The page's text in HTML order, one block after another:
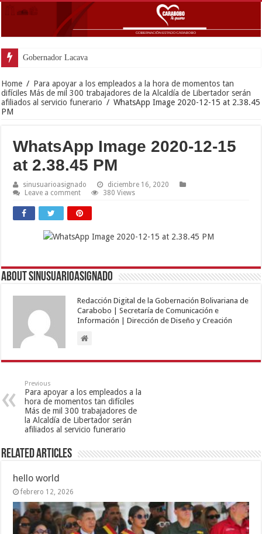
Gobernador Lacava anunció colocac
Home / Para apoyar a los empleados a la hora de momentos tan
difíciles Más de mil 300 trabajadores de la Alcaldía de Libertador serán
afiliados al servicio funerario / WhatsApp Image 2020-12-15 at 2.38.45
PM
WhatsApp Image 2020-12-15
at 2.38.45 PM
sinusuarioasignado
diciembre 16, 2020
Leave a comment
380 Views
About sinusuarioasignado
Redacción Digital de la Gobernación Bolivariana de
Carabobo | Secretaría de Comunicación e
Información | Dirección de Diseño y Creación
Previous
Para apoyar a los empleados a la
hora de momentos tan difíciles
Más de mil 300 trabajadores de
la Alcaldía de Libertador serán
afiliados al servicio funerario
Related Articles
hello world
febrero 12, 2026